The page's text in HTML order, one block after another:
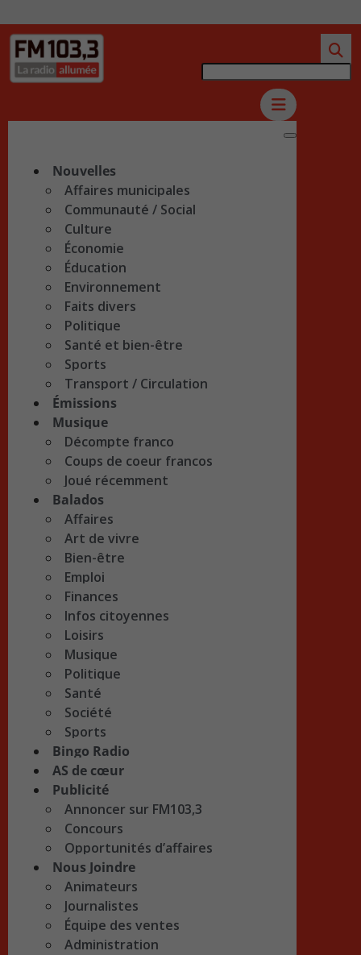
Nouvelles
Affaires municipales
Communauté / Social
Culture
Économie
Éducation
Environnement
Faits divers
Politique
Santé et bien-être
Sports
Transport / Circulation
Émissions
Musique
Décompte franco
Coups de coeur francos
Joué récemment
Balados
Affaires
Art de vivre
Bien-être
Emploi
Finances
Infos citoyennes
Loisirs
Musique
Politique
Santé
Société
Sports
Bingo Radio
AS de cœur
Publicité
Annoncer sur FM103,3
Concours
Opportunités d’affaires
Nous Joindre
Animateurs
Journalistes
Équipe des ventes
Administration